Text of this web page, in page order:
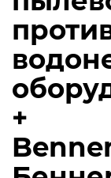
+